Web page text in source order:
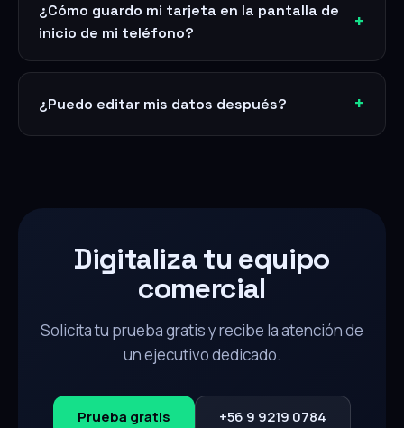
¿Cómo guardo mi tarjeta en la pantalla de
inicio de mi teléfono?
¿Puedo editar mis datos después?
Digitaliza tu equipo
comercial
Solicita tu prueba gratis y recibe la atención de
un ejecutivo dedicado.
Prueba gratis +56 9 9219 0784